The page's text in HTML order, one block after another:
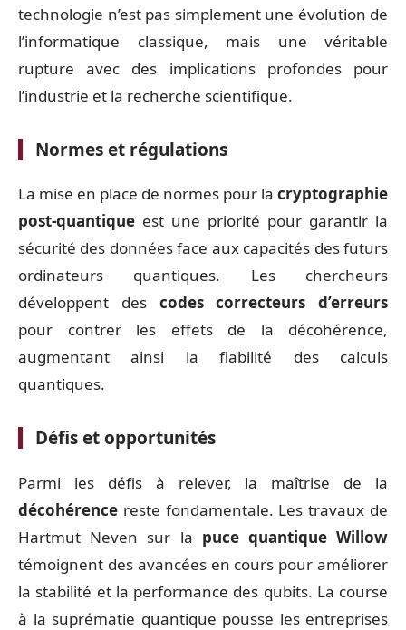
technologie n’est pas simplement une évolution de
l’informatique classique, mais une véritable
rupture avec des implications profondes pour
l’industrie et la recherche scientifique.
Normes et régulations
La mise en place de normes pour la cryptographie
post-quantique est une priorité pour garantir la
sécurité des données face aux capacités des futurs
ordinateurs quantiques. Les chercheurs
développent des codes correcteurs d’erreurs
pour contrer les effets de la décohérence,
augmentant ainsi la fiabilité des calculs
quantiques.
Défis et opportunités
Parmi les défis à relever, la maîtrise de la
décohérence reste fondamentale. Les travaux de
Hartmut Neven sur la puce quantique Willow
témoignent des avancées en cours pour améliorer
la stabilité et la performance des qubits. La course
à la suprématie quantique pousse les entreprises